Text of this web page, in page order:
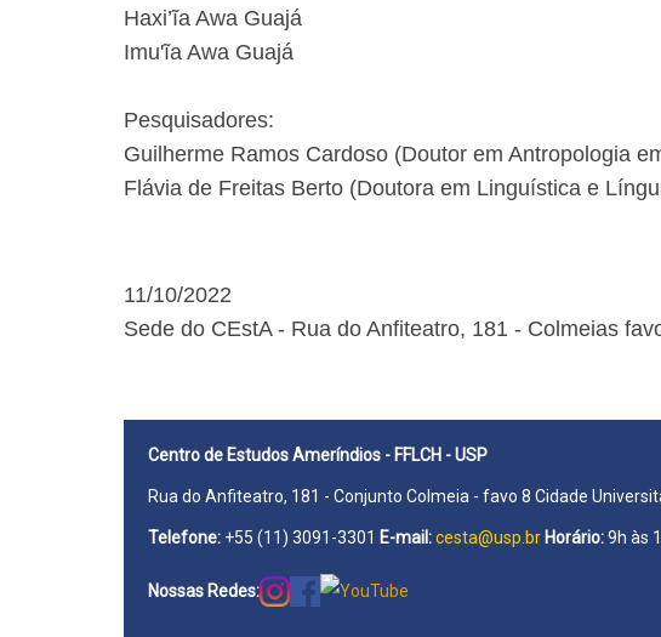
Haxi’ĩa Awa Guajá
Imu'ĩa Awa Guajá
Pesquisadores:
Guilherme Ramos Cardoso (Doutor em Antropologia
Flávia de Freitas Berto (Doutora em Linguística e
11/10/2022
Sede do CEstA - Rua do Anfiteatro, 181 - Colmeias
Centro de Estudos Ameríndios - FFLCH - USP
Rua do Anfiteatro, 181 - Conjunto Colmeia - favo 8 Cidade
Telefone: +55 (11) 3091-3301 E-mail:cesta@usp.br Horário:9h às
Nossas Redes: